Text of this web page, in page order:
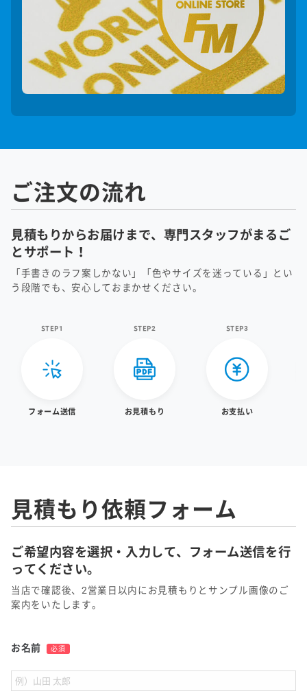
ご注文の流れ
見積もりからお届けまで、専門スタッフがまるご
とサポート！
「手書きのラフ案しかない」「色やサイズを迷っている」とい
う段階でも、安心しておまかせください。
STEP1
フォーム送信
STEP2
お見積もり
STEP3
お支払い
見積もり依頼フォーム
ご希望内容を選択・入力して、フォーム送信を行
ってください。
当店で確認後、2営業日以内にお見積もりとサンプル画像のご
案内をいたします。
お名前 必須